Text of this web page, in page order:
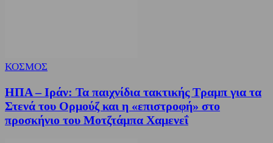
ΚΟΣΜΟΣ
ΗΠΑ – Ιράν: Τα παιχνίδια τακτικής Τραμπ για τα
Στενά του Ορμούζ και η «επιστροφή» στο
προσκήνιο του Μοτζτάμπα Χαμενεΐ